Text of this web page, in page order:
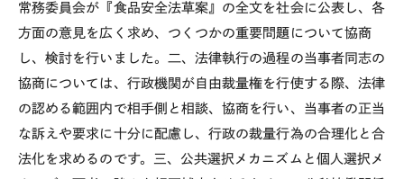
常務委員会が『食品安全法草案』の全文を社会に公表し、各
方面の意見を広く求め、つくつかの重要問題について協商
し、検討を行いました。二、法律執行の過程の当事者同志の
協商については、行政機関が自由裁量権を行使する際、法律
の認める範囲内で相手側と相談、協商を行い、当事者の正当
な訴えや要求に十分に配慮し、行政の裁量行為の合理化と合
法化を求めるのです。三、公共選択メカニズムと個人選択メ